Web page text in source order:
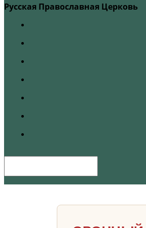
Русская Православная Церковь